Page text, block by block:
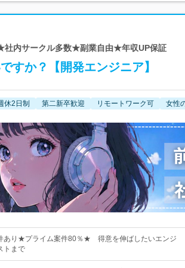
社内サークル多数★副業自由★年収UP保証
すか？【開発エンジニア】
休2日制 第二新卒歓迎 リモートワーク可 女性
あり★プライム案件80％★ 得意を伸ばしたいエンジ
トまで